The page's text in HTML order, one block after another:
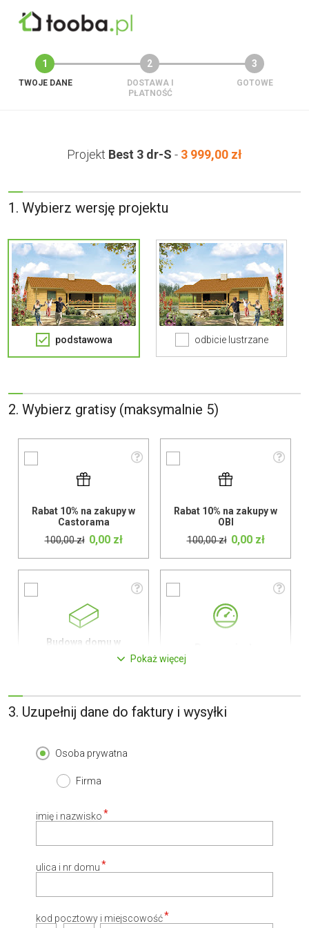
1
TWOJE DANE
2
DOSTAWA I
PŁATNOŚĆ
3
GOTOWE
Projekt Best 3 dr-S - 3 999,00 zł
1. Wybierz wersję projektu
podstawowa odbicie lustrzane
2. Wybierz gratisy (maksymalnie 5)
Rabat 10% na zakupy w
Castorama
100,00 zł 0,00 zł
Rabat 10% na zakupy w
OBI
100,00 zł 0,00 zł
Budowa domu w
technologii murowanej
Kredyt hipoteczny z
operatem za 0 zł
wymiar
Pokaż więcej
3. Uzupełnij dane do faktury i wysyłki
Osoba prywatna
Firma
imię i nazwisko
ulica i nr domu
kod pocztowy i miejscowość